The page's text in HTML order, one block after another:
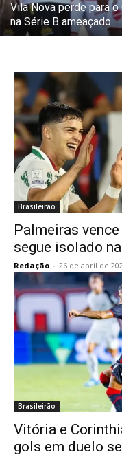
Vila Nova perde para
na Série B ameaçado
Brasileirão
Palmeiras
segue isolado
Redação - 26 de abril de
Brasileirão
Vitória e
gols em duelo